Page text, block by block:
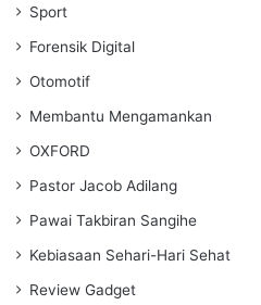
Sport
Forensik Digital
Otomotif
Membantu Mengamankan
OXFORD
Pastor Jacob Adilang
Pawai Takbiran Sangihe
Kebiasaan Sehari-Hari Sehat
Review Gadget